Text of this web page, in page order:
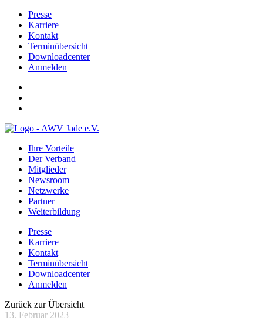
Presse
Karriere
Kontakt
Terminübersicht
Downloadcenter
Anmelden
Ihre Vorteile
Der Verband
Mitglieder
Newsroom
Netzwerke
Partner
Weiterbildung
Presse
Karriere
Kontakt
Terminübersicht
Downloadcenter
Anmelden
Zurück zur Übersicht
13. Februar 2023